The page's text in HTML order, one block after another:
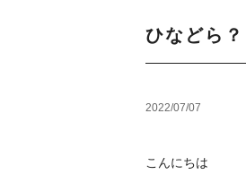
ひなどら？
2022/07/07
こんにちは